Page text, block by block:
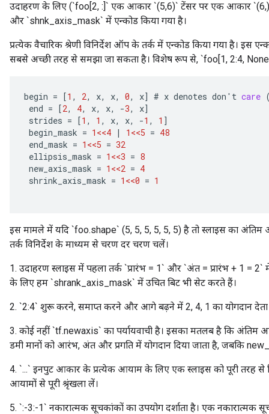
उदाहरण के लिए (`foo[2, :]` एक आकार `(5,6)` टेंसर पर एक आकार
और `shnk_axis_mask` में एन्कोड किया गया है।
प्रत्येक वैचारिक श्रेणी विनिर्देश ऑप के तर्क में एन्कोड किया गया है। इस
सबसे अच्छी तरह से समझा जा सकता है। विशेष रूप से, `foo[1, 2:4, None,
begin = [1 , 2, x, x, 0, x] # x denotes don ' t care
end = [2, 4, x, x, -3, x]
strides = [1 , 1 , x, x, -1 , 1 ]
begin_mask = 1<<4 | 1<<5 = 48
end_mask = 1<<5 = 32
ellipsis_mask = 1<<3 = 8
new_axis_mask = 1<<2 = 4
shrink_axis_mask = 1<<0 = 1
इस मामले में यदि `foo.shape` (5, 5, 5, 5, 5, 5) है तो स्लाइस का अंतिम
तर्क विनिर्देश के माध्यम से चरण दर चरण चलें।
1. उदाहरण स्लाइस में पहला तर्क `प्रारंभ = 1` और `अंत = प्रारंभ + 1 = 2`
के लिए हम `shrank_axis_mask` में उचित बिट भी सेट करते हैं।
2. `2:4` शुरू करने, समाप्त करने और आगे बढ़ने में 2, 4, 1 का योगदान देता
3. कोई नहीं `tf.newaxis` का पर्यायवाची है। इसका मतलब है कि
डमी मानों को आरंभ, अंत और प्रगति में योगदान दिया जाता है, जबकि
4. `...` इनपुट आकार के प्रत्येक आयाम के लिए एक स्लाइस को पूरी तरह से
आयामों से पूरी श्रृंखला लें।
5. `:-3:-1` नकारात्मक सूचकांकों का उपयोग दर्शाता है। एक